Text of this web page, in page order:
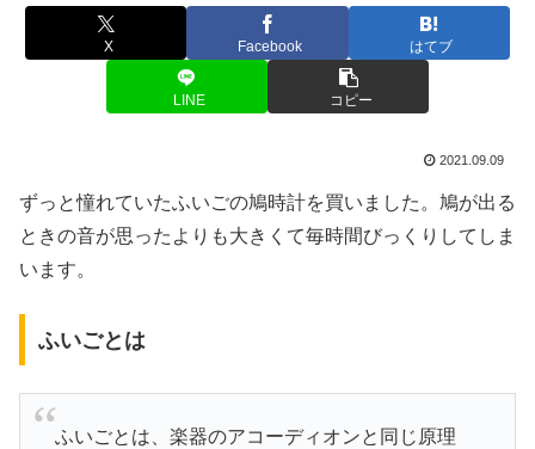
X Facebook はてブ
LINE コピー
2021.09.09
ずっと憧れていたふいごの鳩時計を買いました。鳩が出る
ときの音が思ったよりも大きくて毎時間びっくりしてしま
います。
ふいごとは
ふいごとは、楽器のアコーディオンと同じ原理